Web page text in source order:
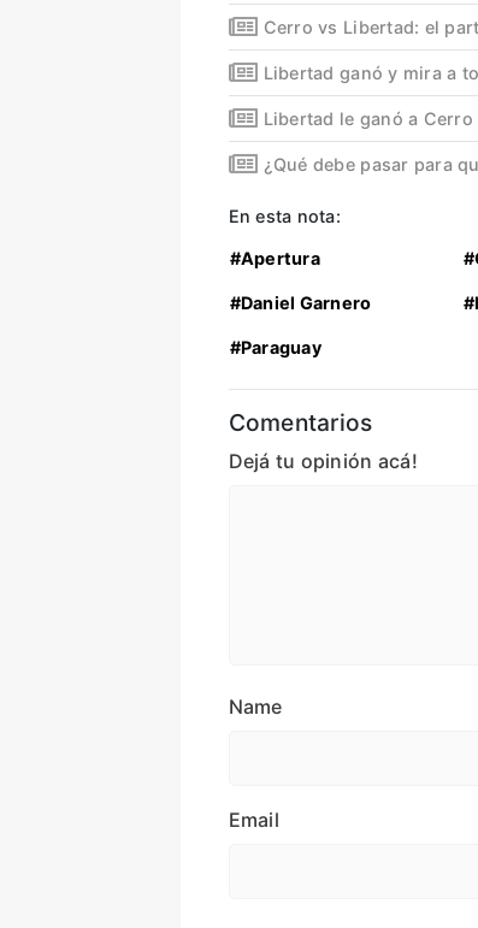
Cerro vs Libertad: el
Libertad ganó y mira a
Libertad le ganó a
¿Qué debe pasar para
En esta nota:
#Apertura
#Daniel Garnero
#Paraguay
Comentarios
Dejá tu opinión acá!
Name
Email